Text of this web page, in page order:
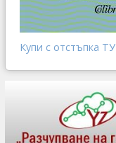
Купи с отстъпка